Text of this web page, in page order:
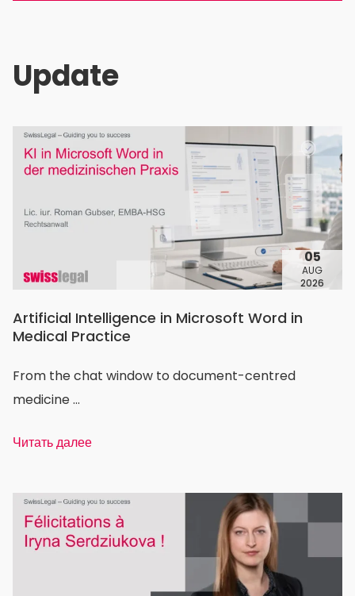
Update
05
AUG
2026
Artificial Intelligence in Microsoft Word in
Medical Practice
From the chat window to document-centred
medicine ...
Читать далее